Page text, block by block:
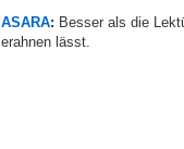
ASARA: Besser als die
erahnen lässt.